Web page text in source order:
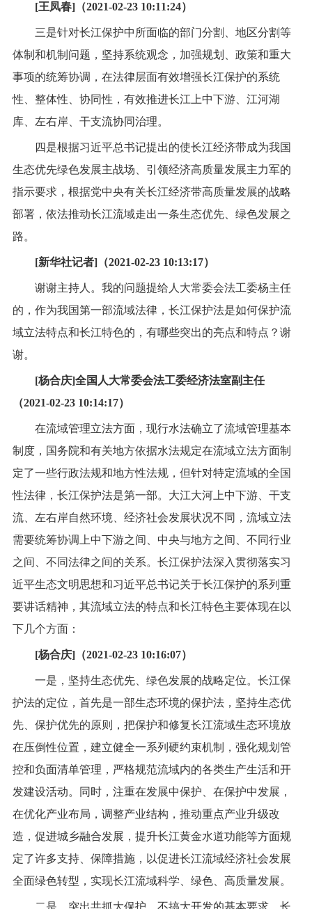
[王凤春]（2021-02-23 10:11:24）
三是针对长江保护中所面临的部门分割、地区分割等
体制和机制问题，坚持系统观念，加强规划、政策和重大
事项的统筹协调，在法律层面有效增强长江保护的系统
性、整体性、协同性，有效推进长江上中下游、江河湖
库、左右岸、干支流协同治理。
四是根据习近平总书记提出的使长江经济带成为我国
生态优先绿色发展主战场、引领经济高质量发展主力军的
指示要求，根据党中央有关长江经济带高质量发展的战略
部署，依法推动长江流域走出一条生态优先、绿色发展之
路。
[新华社记者]（2021-02-23 10:13:17）
谢谢主持人。我的问题提给人大常委会法工委杨主任
的，作为我国第一部流域法律，长江保护法是如何保护流
域立法特点和长江特色的，有哪些突出的亮点和特点？谢
谢。
[杨合庆]全国人大常委会法工委经济法室副主任
（2021-02-23 10:14:17）
在流域管理立法方面，现行水法确立了流域管理基本
制度，国务院和有关地方依据水法规定在流域立法方面制
定了一些行政法规和地方性法规，但针对特定流域的全国
性法律，长江保护法是第一部。大江大河上中下游、干支
流、左右岸自然环境、经济社会发展状况不同，流域立法
需要统筹协调上中下游之间、中央与地方之间、不同行业
之间、不同法律之间的关系。长江保护法深入贯彻落实习
近平生态文明思想和习近平总书记关于长江保护的系列重
要讲话精神，其流域立法的特点和长江特色主要体现在以
下几个方面：
[杨合庆]（2021-02-23 10:16:07）
一是，坚持生态优先、绿色发展的战略定位。长江保
护法的定位，首先是一部生态环境的保护法，坚持生态优
先、保护优先的原则，把保护和修复长江流域生态环境放
在压倒性位置，建立健全一系列硬约束机制，强化规划管
控和负面清单管理，严格规范流域内的各类生产生活和开
发建设活动。同时，注重在发展中保护、在保护中发展，
在优化产业布局，调整产业结构，推动重点产业升级改
造，促进城乡融合发展，提升长江黄金水道功能等方面规
定了许多支持、保障措施，以促进长江流域经济社会发展
全面绿色转型，实现长江流域科学、绿色、高质量发展。